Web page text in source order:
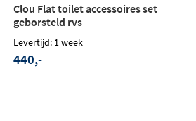
Clou Flat toilet accessoires set
geborsteld rvs
Levertijd: 1 week
440,-